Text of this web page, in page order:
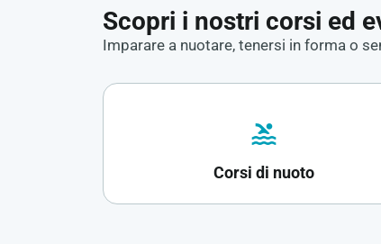
Scopri i nostri corsi ed
Imparare a nuotare, tenersi in forma o
pool
Corsi di nuoto